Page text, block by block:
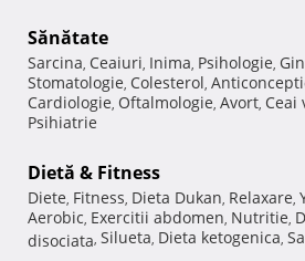
Sănătate
Sarcina, Ceaiuri, Inima, Psihologie,
Stomatologie, Colesterol,
Cardiologie, Oftalmologie, Avort, Ceai
Psihiatrie
Dietă & Fitness
Diete, Fitness, Dieta Dukan, Relaxare,
Aerobic, Exercitii abdomen, Nutritie,
disociata, Silueta, Dieta ketogenica,